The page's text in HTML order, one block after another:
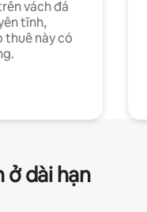
vách đá
tĩnh,
thuê này có
ở dài hạn